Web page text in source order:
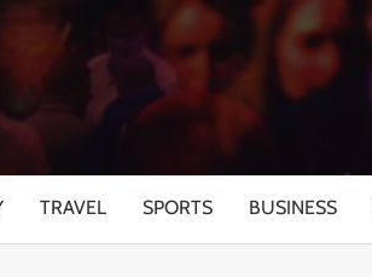
TRAVEL SPORTS BUSINESS